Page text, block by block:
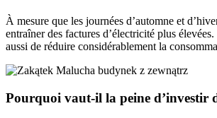
À mesure que les journées d’automne et
entraîner des factures d’électricité plus
aussi de réduire considérablement la
Pourquoi vaut-il la peine d’investir